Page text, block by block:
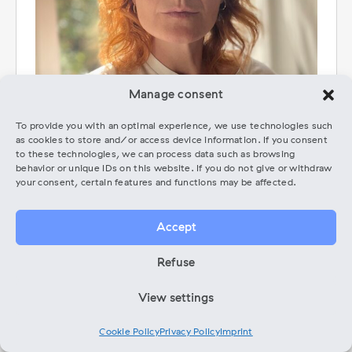
Manage consent
To provide you with an optimal experience, we use technologies such
as cookies to store and/or access device information. If you consent
to these technologies, we can process data such as browsing
behavior or unique IDs on this website. If you do not give or withdraw
your consent, certain features and functions may be affected.
Accept
Refuse
View settings
Cookie PolicyPrivacy PolicyImprint
Website
Amande Dagod ist eine in Berlin ansässige
Künstlermanagerin mit Erfahrung als europäische
Eventproduzentin. Im Jahr 2020 war sie
einem internationalen Künstlerstamm arbeitet,